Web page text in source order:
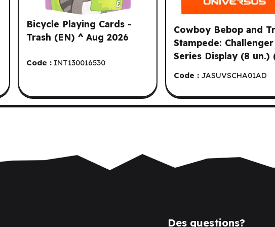
Bicycle Playing Cards -
Trash (EN) ^ Aug 2026
Code : INT130016530
Cowboy Bebop and
Stampede: Challenger
Series Display (8 un.)
Code : JASUVSCHA01AD
Des questions?